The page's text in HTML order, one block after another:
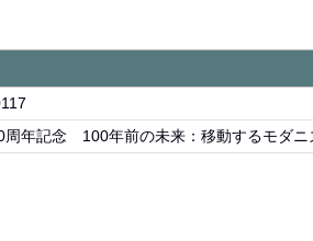
周年記念 100年前の未来：移動するモダニ